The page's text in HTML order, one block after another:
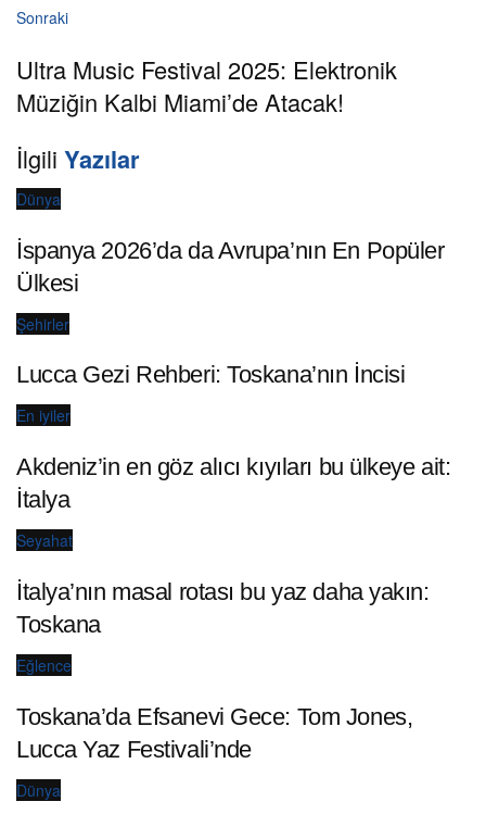
Sonraki
Ultra Music Festival 2025: Elektronik
Müziğin Kalbi Miami’de Atacak!
İlgili Yazılar
Dünya
İspanya 2026’da da Avrupa’nın En Popüler
Ülkesi
Şehirler
Lucca Gezi Rehberi: Toskana’nın İncisi
En iyiler
Akdeniz’in en göz alıcı kıyıları bu ülkeye ait:
İtalya
Seyahat
İtalya’nın masal rotası bu yaz daha yakın:
Toskana
Eğlence
Toskana’da Efsanevi Gece: Tom Jones,
Lucca Yaz Festivali’nde
Dünya